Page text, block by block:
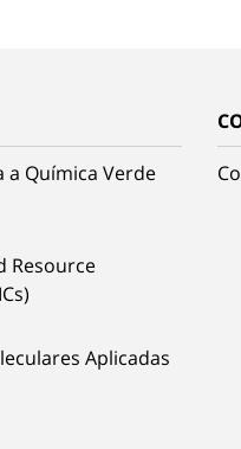
Química Verde
Resource
Aplicadas